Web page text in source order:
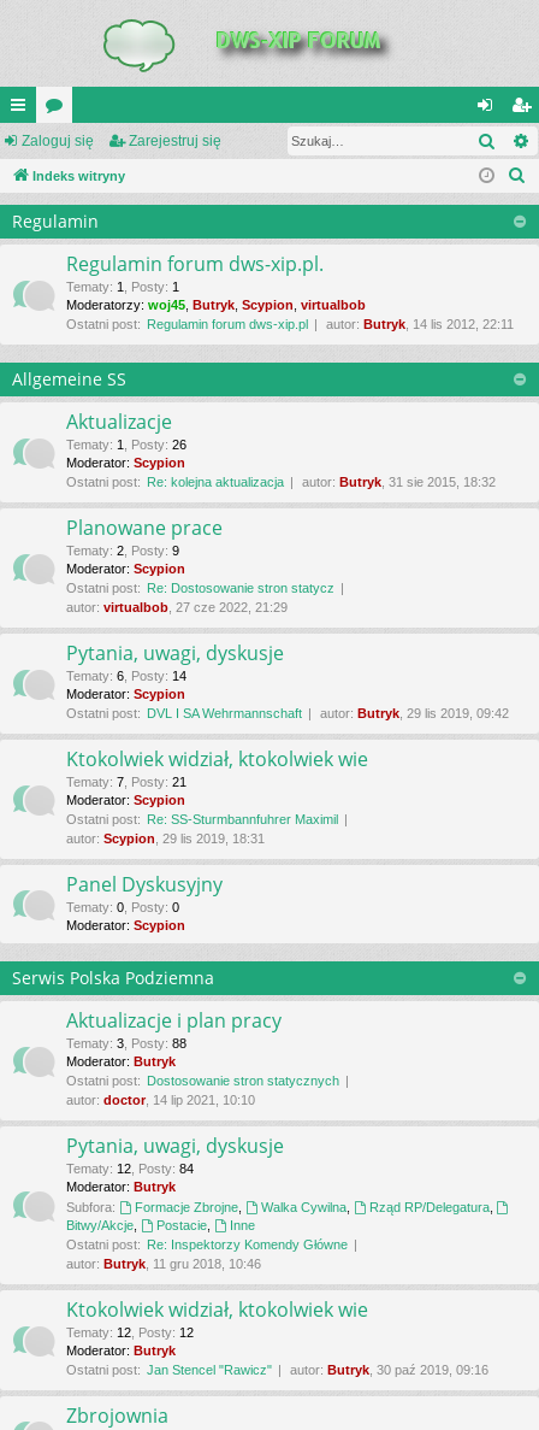
UI
C
K
_L
IN
or
a
al
og
si
ar
ej
es
tru
Zaloguj się Zarejestruj się
Indeks witryny
Regulamin
Regulamin forum dws-xip.pl.
Tematy: 1 Posty: 1
Moderatorzy: woj45 Butryk Scypion virtualbob
Ostatni post: Regulamin forum dws-xip.pl autor: Butryk , 14 lis 2012, 22:11
Allgemeine SS
Aktualizacje
Tematy: 1 Posty: 26
Moderator: Scypion
Ostatni post: Re: kolejna aktualizacja autor: Butryk , 31 sie 2015, 18:32
Planowane prace
Tematy: 2 Posty: 9
Moderator: Scypion
Ostatni post: Re: Dostosowanie stron statycz
autor: virtualbob , 27 cze 2022, 21:29
Pytania, uwagi, dyskusje
Tematy: 6 Posty: 14
Moderator: Scypion
Ostatni post: DVL I SA Wehrmannschaft autor: Butryk , 29 lis 2019, 09:42
Ktokolwiek widział, ktokolwiek wie
Tematy: 7 Posty: 21
Moderator: Scypion
Ostatni post: Re: SS-Sturmbannfuhrer Maximil
autor: Scypion , 29 lis 2019, 18:31
Panel Dyskusyjny
Tematy: 0 Posty: 0
Moderator: Scypion
Serwis Polska Podziemna
Aktualizacje i plan pracy
Tematy: 3 Posty: 88
Moderator: Butryk
Ostatni post: Dostosowanie stron statycznych
autor: doctor, 14 lip 2021, 10:10
Pytania, uwagi, dyskusje
Tematy: 12 Posty: 84
Moderator: Butryk
Subfora:
Formacje Zbrojne, Walka Cywilna, Rząd RP/Delegatura,
Bitwy/Akcje
Postacie,
Inne
Ostatni post: Re: Inspektorzy Komendy Główne
autor: Butryk , 11 gru 2018, 10:46
Ktokolwiek widział, ktokolwiek wie
Tematy: 12 Posty: 12
Moderator: Butryk
Ostatni post: Jan Stencel "Rawicz" autor: Butryk , 30 paź 2019, 09:16
Zbrojownia